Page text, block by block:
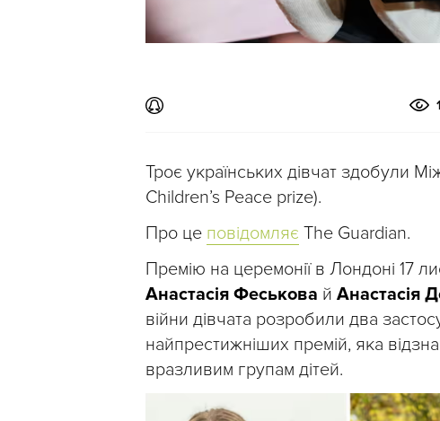
Троє українських дівчат здобули
Children’s Peace prize).
Про це повідомляє The Guardian.
Премію на церемонії в Лондоні 17
Анастасія Феськова й Анастасія
війни дівчата розробили два
найпрестижніших премій, яка
вразливим групам дітей.